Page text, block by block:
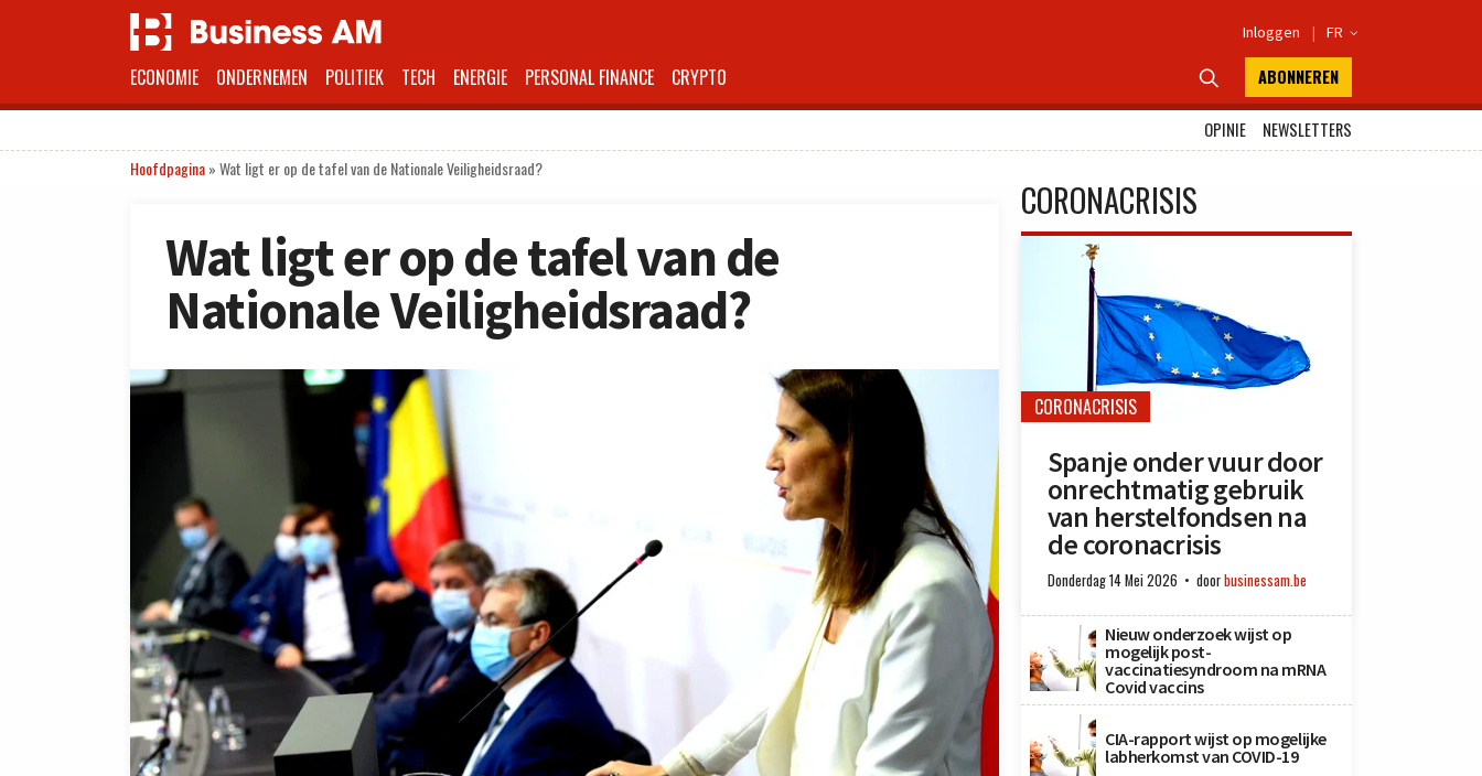
Inloggen | FR 
ECONOMIE ONDERNEMEN POLITIEK TECH ENERGIE PERSONAL FINANCE CRYPTO  ABONNEREN
OPINIE
NEWSLETTERS
Hoofdpagina»Wat ligt er op de tafel van de Nationale Veiligheidsraad?
Wat ligt er op de tafel van de
Nationale Veiligheidsraad?
CORONACRISIS
CORONACRISIS
Spanje onder vuur door
onrechtmatig gebruik
van herstelfondsen na
de coronacrisis
Donderdag 14 Mei 2026 doorbusinessam.be
Nieuw onderzoek wijst op
mogelijk post-
vaccinatiesyndroom na mRNA
Covid vaccins
CIA-rapport wijst op mogelijke
labherkomst van COVID-19